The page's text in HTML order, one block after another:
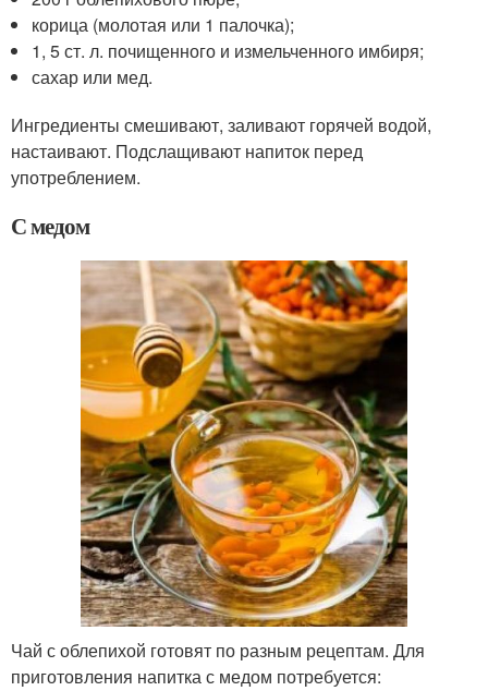
корица (молотая или 1 палочка);
1, 5 ст. л. почищенного и измельченного имбиря;
сахар или мед.
Ингредиенты смешивают, заливают горячей водой,
настаивают. Подслащивают напиток перед
употреблением.
С медом
Чай с облепихой готовят по разным рецептам. Для
приготовления напитка с медом потребуется: